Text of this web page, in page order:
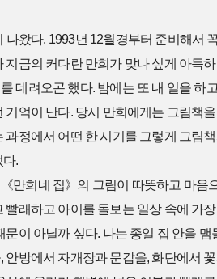
나왔다. 1993년 12월경부터 준비해서
금의 커다란 만희가 맞나 싶게 아득
데려오곤 했다. 밤에는 또 내 일을 하
기억이 난다. 당시 만희에게는 그림책
과정에서 어떤 한 시기를 그렇게 그림
다.
만희네 집》의 그림이 따뜻하고 마음
래하고 아이를 돌보는 일상 속에 가
이 아닐까 싶다. 나는 종일 집 안을
안방에서 자개장과 문갑을, 화단에서